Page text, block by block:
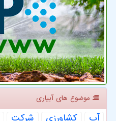
موضوع های آبیاری
آب كشاورزی شركت